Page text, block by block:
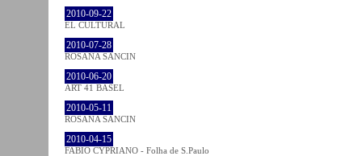
2010-09-22
EL CULTURAL
2010-07-28
ROSANA SANCIN
2010-06-20
ART 41 BASEL
2010-05-11
ROSANA SANCIN
2010-04-15
FABIO CYPRIANO - Folha de S.Paulo